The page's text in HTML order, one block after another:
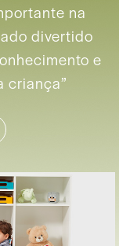
na
divertido
e
criança”